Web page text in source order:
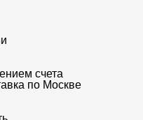
счета
по Москве